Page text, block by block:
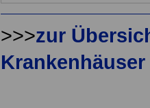
>>>zur
Krankenhäuser